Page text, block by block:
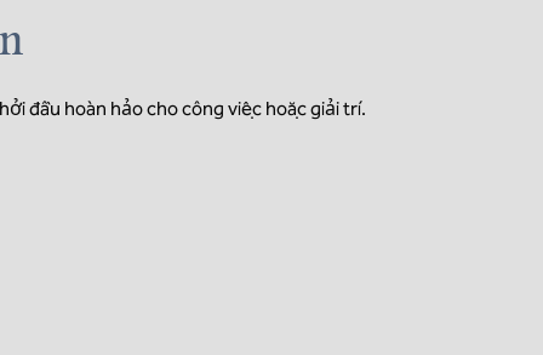
đầu hoàn hảo cho công việc hoặc giải trí.